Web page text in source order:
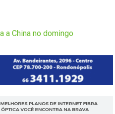
a China no domingo